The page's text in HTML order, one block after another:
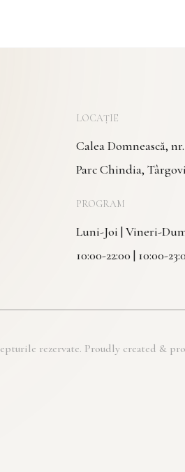
LOCAȚIE
Calea Domnească, nr.
Parc Chindia,
PROGRAM
Luni-Joi | Vineri-
10:00-22:00 | 10:00-
rezervate. Proudly created &